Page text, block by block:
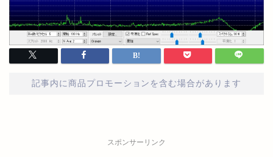
記事内に商品プロモーションを含む場合があります
スポンサーリンク